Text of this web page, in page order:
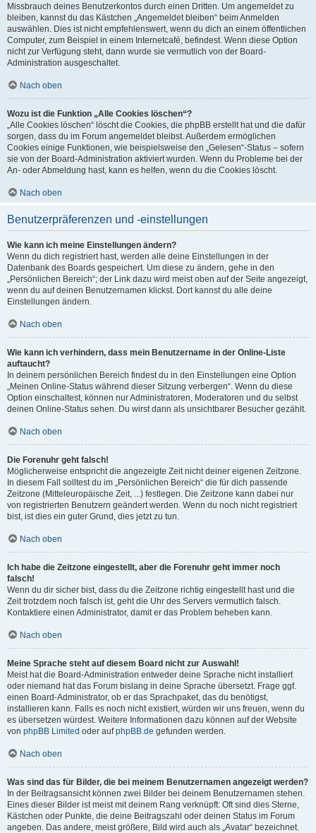
Missbrauch deines Benutzerkontos durch einen Dritten. Um angemeldet zu
bleiben, kannst du das Kästchen „Angemeldet bleiben“ beim Anmelden
auswählen. Dies ist nicht empfehlenswert, wenn du dich an einem öffentlichen
Computer, zum Beispiel in einem Internetcafé, befindest. Wenn diese Option
nicht zur Verfügung steht, dann wurde sie vermutlich von der Board-
Administration ausgeschaltet.
Nach oben
Wozu ist die Funktion „Alle Cookies löschen“?
„Alle Cookies löschen“ löscht die Cookies, die phpBB erstellt hat und die dafür
sorgen, dass du im Forum angemeldet bleibst. Außerdem ermöglichen
Cookies einige Funktionen, wie beispielsweise den „Gelesen“-Status – sofern
sie von der Board-Administration aktiviert wurden. Wenn du Probleme bei der
An- oder Abmeldung hast, kann es helfen, wenn du die Cookies löscht.
Nach oben
Benutzerpräferenzen und -einstellungen
Wie kann ich meine Einstellungen ändern?
Wenn du dich registriert hast, werden alle deine Einstellungen in der
Datenbank des Boards gespeichert. Um diese zu ändern, gehe in den
„Persönlichen Bereich“; der Link dazu wird meist oben auf der Seite angezeigt,
wenn du auf deinen Benutzernamen klickst. Dort kannst du alle deine
Einstellungen ändern.
Nach oben
Wie kann ich verhindern, dass mein Benutzername in der Online-Liste
auftaucht?
In deinem persönlichen Bereich findest du in den Einstellungen eine Option
„Meinen Online-Status während dieser Sitzung verbergen“. Wenn du diese
Option einschaltest, können nur Administratoren, Moderatoren und du selbst
deinen Online-Status sehen. Du wirst dann als unsichtbarer Besucher gezählt.
Nach oben
Die Forenuhr geht falsch!
Möglicherweise entspricht die angezeigte Zeit nicht deiner eigenen Zeitzone.
In diesem Fall solltest du im „Persönlichen Bereich“ die für dich passende
Zeitzone (Mitteleuropäische Zeit, ...) festlegen. Die Zeitzone kann dabei nur
von registrierten Benutzern geändert werden. Wenn du noch nicht registriert
bist, ist dies ein guter Grund, dies jetzt zu tun.
Nach oben
Ich habe die Zeitzone eingestellt, aber die Forenuhr geht immer noch
falsch!
Wenn du dir sicher bist, dass du die Zeitzone richtig eingestellt hast und die
Zeit trotzdem noch falsch ist, geht die Uhr des Servers vermutlich falsch.
Kontaktiere einen Administrator, damit er das Problem beheben kann.
Nach oben
Meine Sprache steht auf diesem Board nicht zur Auswahl!
Meist hat die Board-Administration entweder deine Sprache nicht installiert
oder niemand hat das Forum bislang in deine Sprache übersetzt. Frage ggf.
einen Board-Administrator, ob er das Sprachpaket, das du benötigst,
installieren kann. Falls es noch nicht existiert, würden wir uns freuen, wenn du
es übersetzen würdest. Weitere Informationen dazu können auf der Website
von phpBB Limited oder aufphpBB.de gefunden werden.
Nach oben
Was sind das für Bilder, die bei meinem Benutzernamen angezeigt werden?
In der Beitragsansicht können zwei Bilder bei deinem Benutzernamen stehen.
Eines dieser Bilder ist meist mit deinem Rang verknüpft: Oft sind dies Sterne,
Kästchen oder Punkte, die deine Beitragszahl oder deinen Status im Forum
angeben. Das andere, meist größere, Bild wird auch als „Avatar“ bezeichnet.